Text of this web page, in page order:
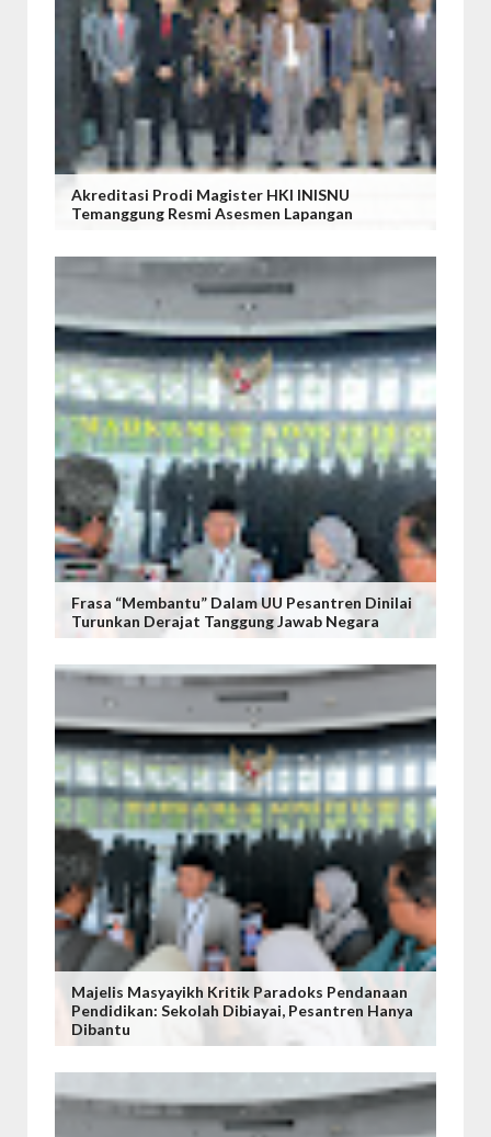
Akreditasi Prodi Magister HKI INISNU
Temanggung Resmi Asesmen Lapangan
Frasa “Membantu” Dalam UU Pesantren Dinilai
Turunkan Derajat Tanggung Jawab Negara
Majelis Masyayikh Kritik Paradoks Pendanaan
Pendidikan: Sekolah Dibiayai, Pesantren Hanya
Dibantu